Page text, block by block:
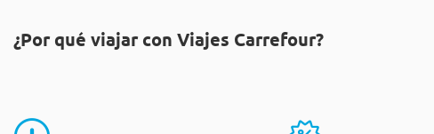
¿Por qué viajar con Viajes Carrefour?